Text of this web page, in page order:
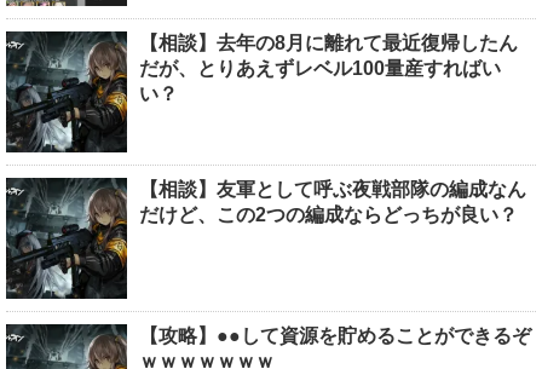
【相談】去年の8月に離れて最近復帰したん
だが、とりあえずレベル100量産すればい
い？
【相談】友軍として呼ぶ夜戦部隊の編成なん
だけど、この2つの編成ならどっちが良い？
【攻略】●●して資源を貯めることができるぞ
ｗｗｗｗｗｗｗ